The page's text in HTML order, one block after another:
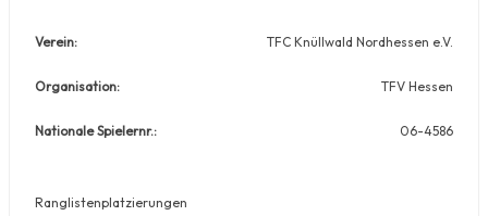
Verein: TFC Knüllwald Nordhessen e.V.
Organisation: TFV Hessen
Nationale Spielernr.: 06-4586
Ranglistenplatzierungen